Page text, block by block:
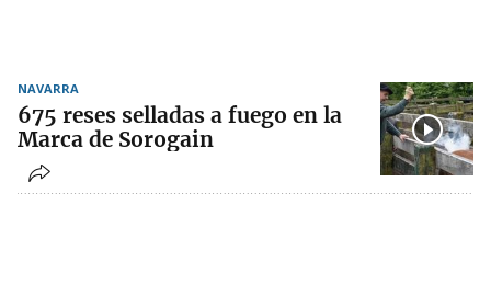
NAVARRA
675 reses selladas a fuego en la
Marca de Sorogain